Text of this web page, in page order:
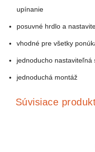
upínanie
posuvné hrdlo a
vhodné pre všetky
jednoducho nastaviteľná
jednoduchá montáž
Súvisiace